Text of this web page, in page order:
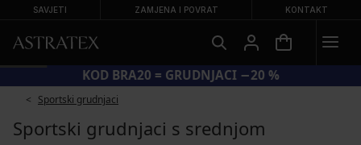
SAVJETI ZAMJENA I POVRAT KONTAKT
KOD BRA20 = GRUDNJACI −20 %
Sportski grudnjaci
Sportski grudnjaci s srednjom